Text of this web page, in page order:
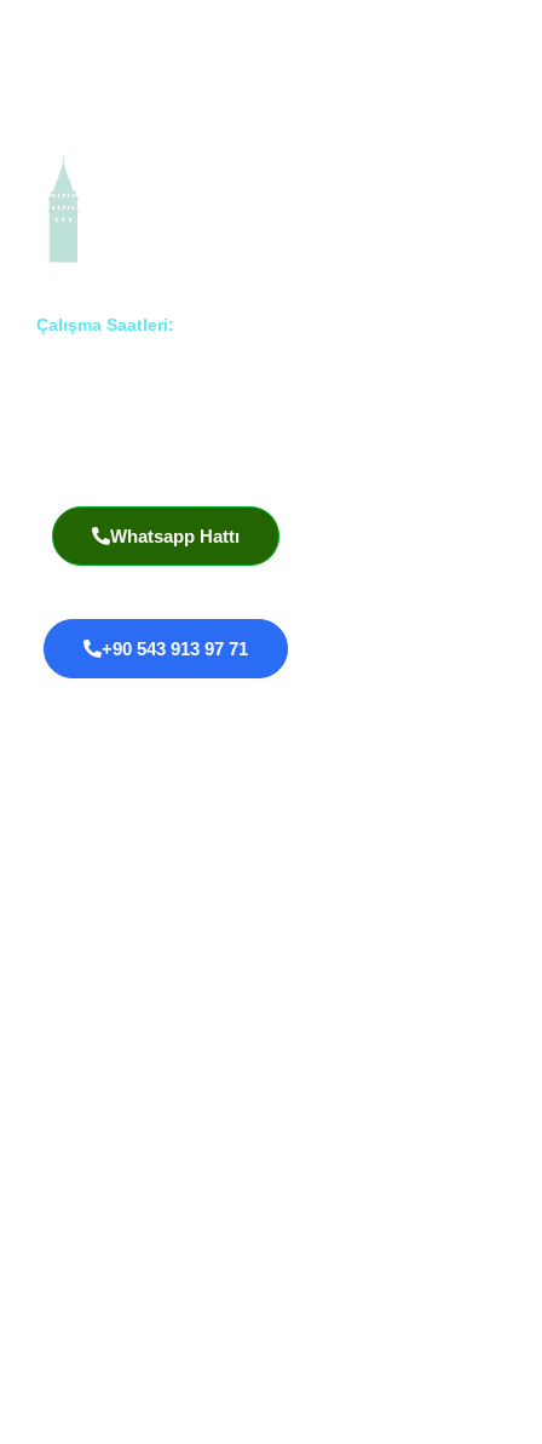
Çalışma Saatleri:
Whatsapp Hattı
+90 543 913 97 71